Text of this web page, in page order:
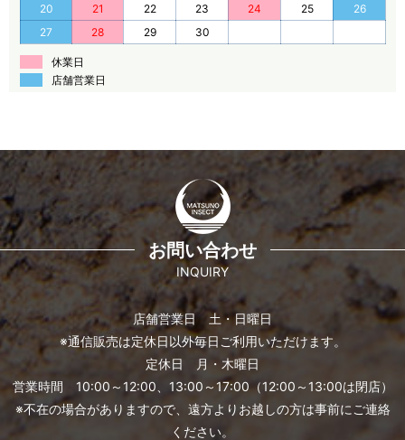
20
21 22 23 24 25
26
27
28 29 30
休業日
店舗営業日
お問い合わせ
INQUIRY
店舗営業日 土・日曜日
※通信販売は定休日以外毎日ご利用いただけます。
定休日 月・木曜日
営業時間 10:00～12:00、13:00～17:00（12:00～13:00は閉店）
※不在の場合がありますので、遠方よりお越しの方は事前にご連絡
ください。